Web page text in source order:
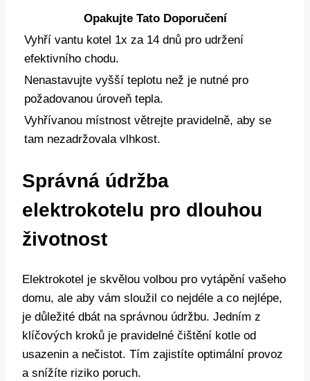
Opakujte Tato ⁣Doporučení
Vyhří vantu kotel⁣ 1x za 14 dnů ​pro​ udržení
efektivního chodu.
Nenastavujte⁢ vyšší teplotu než⁣ je nutné⁢ pro
požadovanou úroveň tepla.
Vyhřívanou ⁤místnost větrejte pravidelně, aby ​se
tam nezadržovala vlhkost.
Správná ⁢údržba⁣
elektrokotelu pro⁢ dlouhou⁣
životnost
Elektrokotel ⁢je skvělou‌ volbou pro ‌vytápění vašeho
domu, ale aby vám sloužil‍ co nejdéle a⁤ co nejlépe,
je ⁢důležité⁤ dbát na správnou údržbu. Jedním z
klíčových ‌kroků je pravidelné čištění kotle ⁣od
usazenin a nečistot. Tím zajistíte optimální provoz
a snížíte riziko poruch.